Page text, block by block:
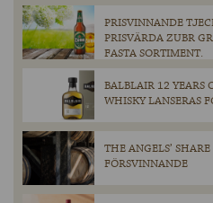
PRISVINNANDE
PRISVÄRDA ZUBR
FASTA SORTIMENT.
BALBLAIR 12 YEARS
WHISKY LANSERAS
THE ANGELS’
FÖRSVINNANDE